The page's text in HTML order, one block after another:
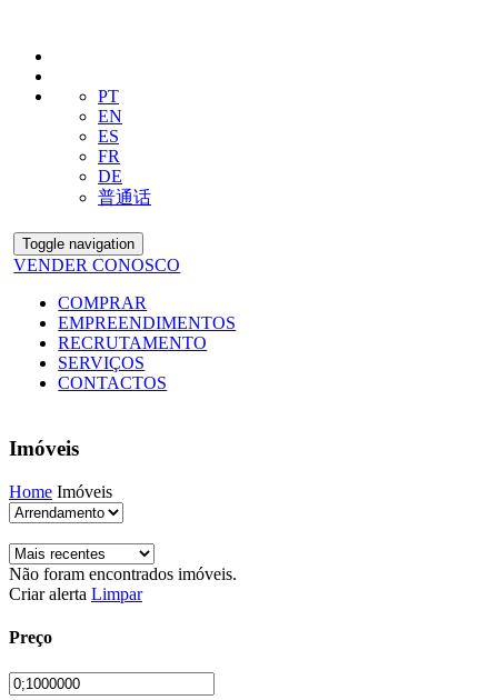
PT
EN
ES
FR
DE
普通话
Toggle navigation
VENDER CONOSCO
COMPRAR
EMPREENDIMENTOS
RECRUTAMENTO
SERVIÇOS
CONTACTOS
Imóveis
Home Imóveis
Não foram encontrados imóveis.
Criar alerta Limpar
Preço